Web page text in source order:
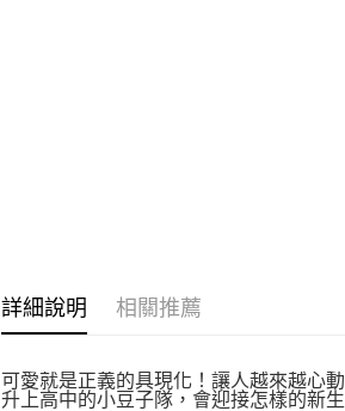
詳細說明 相關推薦
可愛就是正義的具現化！讓人越來越心
升上高中的小豆子隊，會迎接怎樣的新